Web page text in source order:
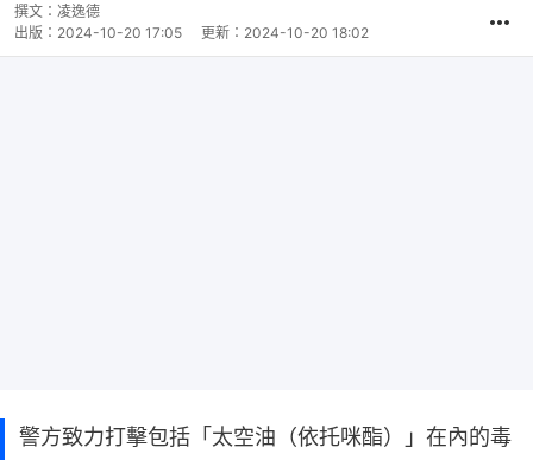
撰文： 凌逸德
出版： 2024-10-20 17:05 更新： 2024-10-20 18:02
警方致力打擊包括「太空油（依托咪酯）」在內的毒